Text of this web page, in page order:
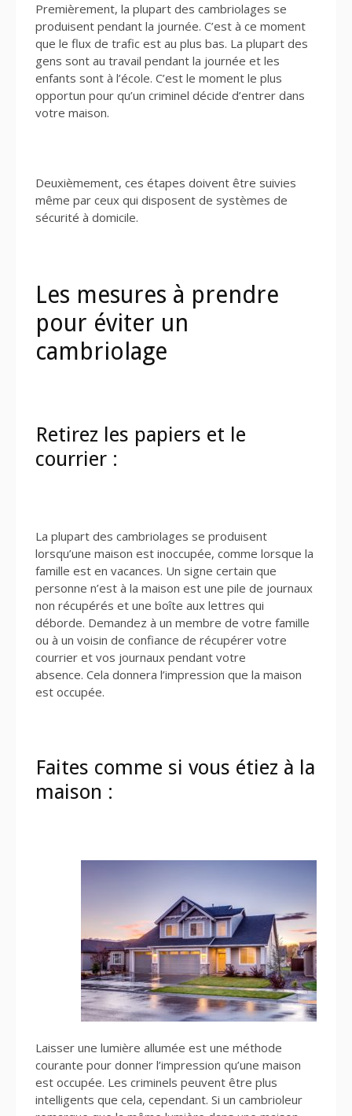
Premièrement, la plupart des cambriolages se
produisent pendant la journée. C’est à ce moment
que le flux de trafic est au plus bas. La plupart des
gens sont au travail pendant la journée et les
enfants sont à l’école. C’est le moment le plus
opportun pour qu’un criminel décide d’entrer dans
votre maison.
Deuxièmement, ces étapes doivent être suivies
même par ceux qui disposent de systèmes de
sécurité à domicile.
Les mesures à prendre
pour éviter un
cambriolage
Retirez les papiers et le
courrier :
La plupart des cambriolages se produisent
lorsqu’une maison est inoccupée, comme lorsque la
famille est en vacances. Un signe certain que
personne n’est à la maison est une pile de journaux
non récupérés et une boîte aux lettres qui
déborde. Demandez à un membre de votre famille
ou à un voisin de confiance de récupérer votre
courrier et vos journaux pendant votre
absence. Cela donnera l’impression que la maison
est occupée.
Faites comme si vous étiez à la
maison :
Laisser une lumière allumée est une méthode
courante pour donner l’impression qu’une maison
est occupée. Les criminels peuvent être plus
intelligents que cela, cependant. Si un cambrioleur